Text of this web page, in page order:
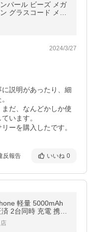
パール ビーズ メガ
グラスコード メガ
ラウン ピンク パー
2024/3/27
説明があったり、細
だ、なんどかしか使
います。
ーを購入したです。
反報告 いいね 0
軽量 5000mAh
2台同時 充電 携帯
iPhone8 iPho